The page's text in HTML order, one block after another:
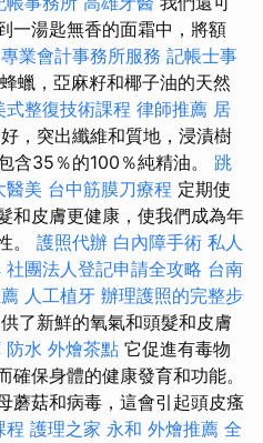
一湯匙無香的面霜中，將額
專業會計事務所服務 記帳士事
蜂蠟，亞麻籽和椰子油的天然
式整復技術課程 律師推薦 居
，突出纖維和質地，浸漬樹
含35％的100％純精油。 跳
醫美 台中筋膜刀療程 定期使
和皮膚更健康，使我們成為年
。 護照代辦 白內障手術 私人
社團法人登記申請全攻略 台南
人工植牙 辦理護照的完整步
了新鮮的氧氣和頭髮和皮膚
防水 外燴茶點 它促進有毒物
保身體的健康發育和功能。
蘑菇和病毒，這會引起頭皮瘙
程 護理之家 永和 外燴推薦 全